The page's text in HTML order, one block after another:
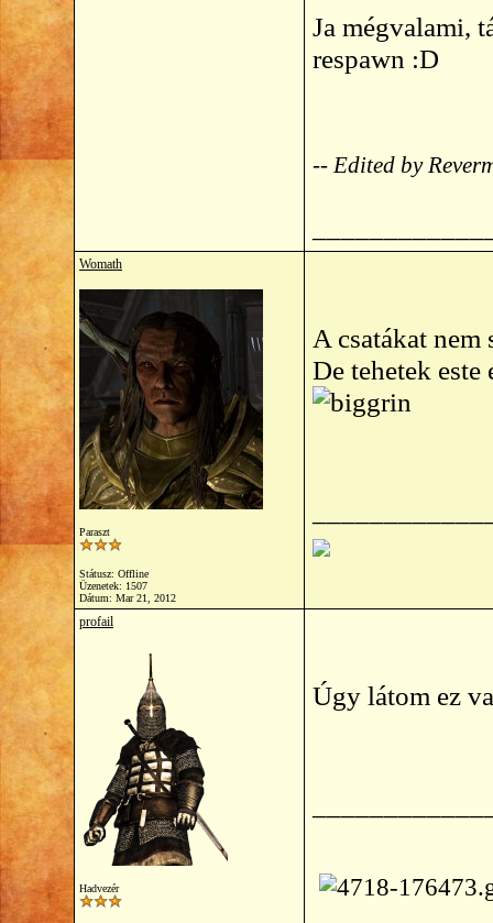
Ja mégvalami,
respawn :D
-- Edited by
Womath
Paraszt
Státusz: Offline
Üzenetek: 1507
Dátum: Mar 21, 2012
A csatákat
De tehetek
profail
Hadvezér
Úgy látom ez